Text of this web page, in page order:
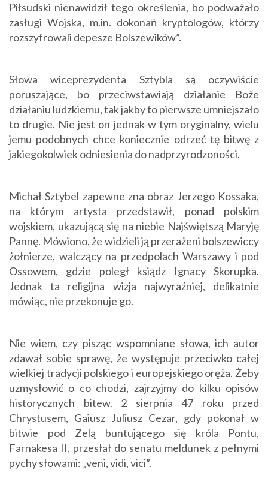
Piłsudski nienawidził tego określenia, bo podważało
zasługi Wojska, m.in. dokonań kryptologów, którzy
rozszyfrowali depesze Bolszewików”.
Słowa wiceprezydenta Sztybla są oczywiście
poruszające, bo przeciwstawiają działanie Boże
działaniu ludzkiemu, tak jakby to pierwsze umniejszało
to drugie. Nie jest on jednak w tym oryginalny, wielu
jemu podobnych chce koniecznie odrzeć tę bitwę z
jakiegokolwiek odniesienia do nadprzyrodzoności.
Michał Sztybel zapewne zna obraz Jerzego Kossaka,
na którym artysta przedstawił, ponad polskim
wojskiem, ukazującą się na niebie Najświętszą Maryję
Pannę. Mówiono, że widzieli ją przerażeni bolszewiccy
żołnierze, walczący na przedpolach Warszawy i pod
Ossowem, gdzie poległ ksiądz Ignacy Skorupka.
Jednak ta religijna wizja najwyraźniej, delikatnie
mówiąc, nie przekonuje go.
Nie wiem, czy pisząc wspomniane słowa, ich autor
zdawał sobie sprawę, że występuje przeciwko całej
wielkiej tradycji polskiego i europejskiego oręża. Żeby
uzmysłowić o co chodzi, zajrzyjmy do kilku opisów
historycznych bitew. 2 sierpnia 47 roku przed
Chrystusem, Gaiusz Juliusz Cezar, gdy pokonał w
bitwie pod Zelą buntującego się króla Pontu,
Farnakesa II, przesłał do senatu meldunek z pełnymi
pychy słowami: „veni, vidi, vici”.